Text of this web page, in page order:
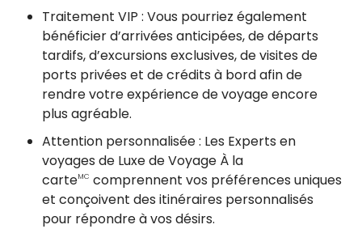
Traitement VIP : Vous pourriez également
bénéficier d’arrivées anticipées, de départs
tardifs, d’excursions exclusives, de visites de
ports privées et de crédits à bord afin de
rendre votre expérience de voyage encore
plus agréable.
Attention personnalisée : Les Experts en
voyages de Luxe de Voyage À la
carteMC comprennent vos préférences uniques
et conçoivent des itinéraires personnalisés
pour répondre à vos désirs.